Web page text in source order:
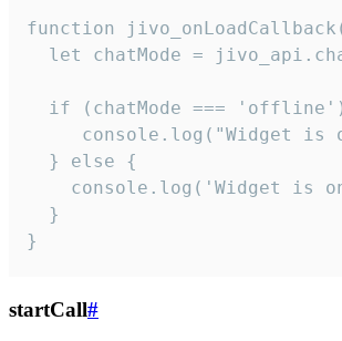
function
let chatMode =
if (chatMode ===
console.log("Widget is
  } else {
console.log('Widget is
  }
}
startCall#